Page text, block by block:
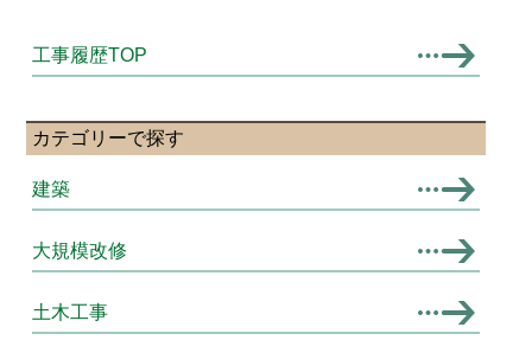
工事履歴TOP
カテゴリーで探す
建築
大規模改修
土木工事